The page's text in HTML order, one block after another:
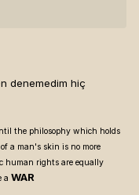
denemedim hiç
the philosophy which holds
a man's skin is no more
human rights are equally
a WAR